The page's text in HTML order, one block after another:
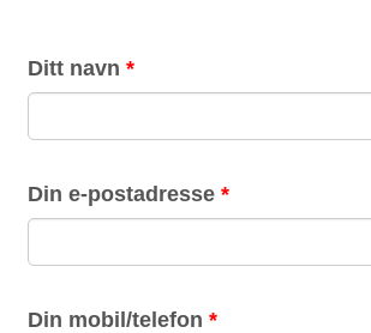
Ditt navn *
Din e-postadresse *
Din mobil/telefon *